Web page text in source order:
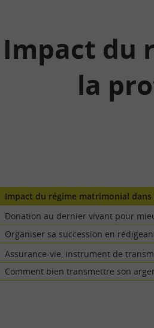
Impact du
la
Impact du régime matrimonial
Donation au dernier vivant pour
Organiser sa succession en
Assurance-vie, instrument de
Comment bien transmettre son